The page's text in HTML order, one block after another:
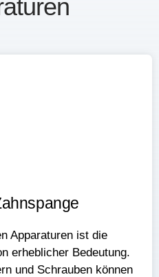
Apparaturen ist die
erheblicher Bedeutung.
und Schrauben können